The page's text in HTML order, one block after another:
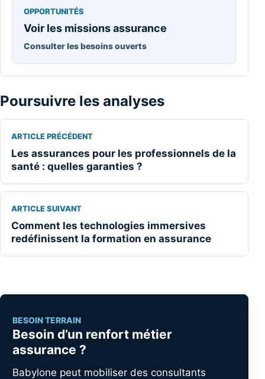
OPPORTUNITÉS
Voir les missions assurance
Consulter les besoins ouverts
Poursuivre les analyses
ARTICLE PRÉCÉDENT
Les assurances pour les professionnels de la
santé : quelles garanties ?
ARTICLE SUIVANT
Comment les technologies immersives
redéfinissent la formation en assurance
BESOIN TERRAIN
Besoin d’un renfort métier
assurance ?
Babylone peut mobiliser des consultants